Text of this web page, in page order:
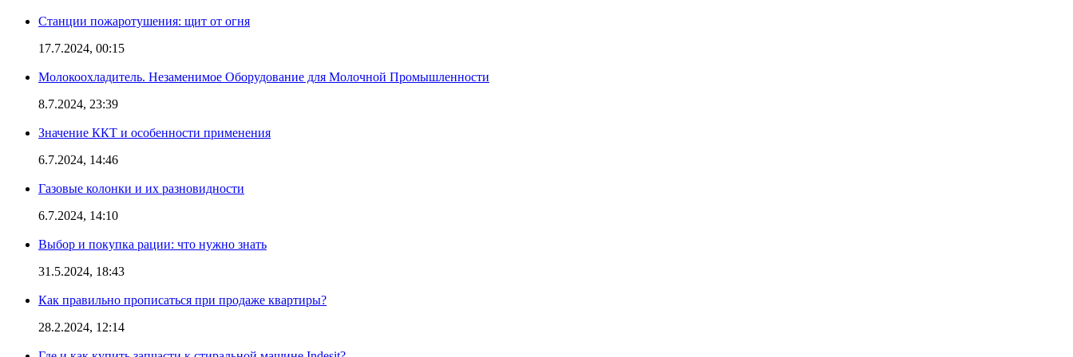
Станции пожаротушения: щит от огня
17.7.2024, 00:15
Молокоохладитель. Незаменимое Оборудование для Молочной Промышленности
8.7.2024, 23:39
Значение ККТ и особенности применения
6.7.2024, 14:46
Газовые колонки и их разновидности
6.7.2024, 14:10
Выбор и покупка рации: что нужно знать
31.5.2024, 18:43
Как правильно прописаться при продаже квартиры?
28.2.2024, 12:14